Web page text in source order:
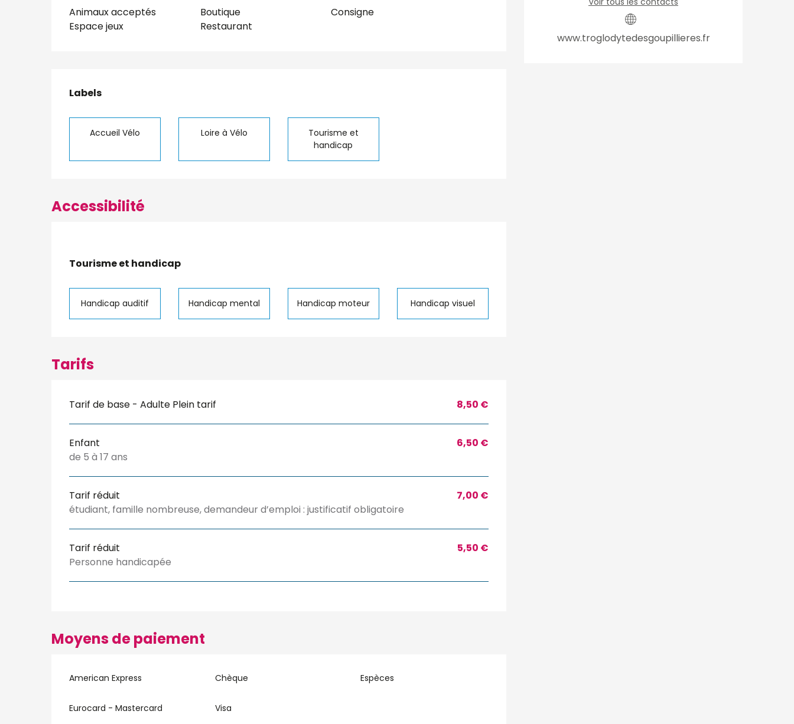
www.troglodytedesgoupillieres.fr
Animaux acceptés Boutique
Consigne
Espace jeux
Restaurant
Offres de prestations
Labels
Labels
Accueil Vélo Loire à Vélo
Tourisme et
handicap
Accessibilité
Tourisme et handicap
Tourisme et handicap
Handicap auditif Handicap mental Handicap moteur Handicap visuel
Tarifs
Tarif de base - Adulte Plein tarif 8,50 €
Enfant
de 5 à 17 ans
6,50 €
Tarif réduit
étudiant, famille nombreuse, demandeur d’emploi : justificatif obligatoire
7,00 €
Tarif réduit
Personne handicapée
5,50 €
Moyens de paiement
American Express Chèque Espèces
Eurocard - Mastercard Visa